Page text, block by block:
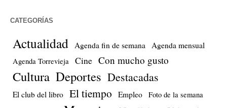
CATEGORÍAS
Actualidad Agenda fin de semana Agenda mensual
Agenda Torrevieja Cine Con mucho gusto
Cultura Deportes Destacadas
El club del libro El tiempo Empleo Foto de la semana